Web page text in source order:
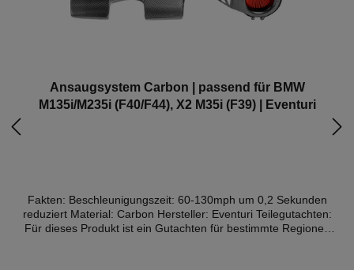
Ansaugsystem Carbon | passend für BMW
M135i/M235i (F40/F44), X2 M35i (F39) | Eventuri
Fakten: Beschleunigungszeit: 60-130mph um 0,2 Sekunden
reduziert Material: Carbon Hersteller: Eventuri Teilegutachten:
Für dieses Produkt ist ein Gutachten für bestimmte Regionen